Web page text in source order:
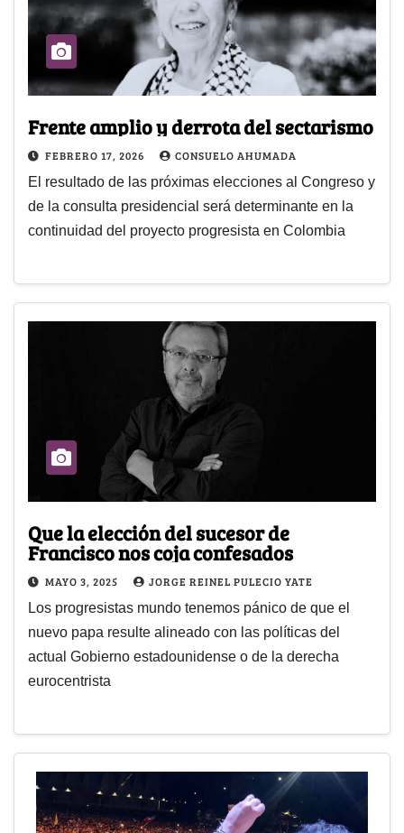
Frente amplio y derrota del sectarismo
FEBRERO 17, 2026 CONSUELO AHUMADA
El resultado de las próximas elecciones al Congreso y
de la consulta presidencial será determinante en la
continuidad del proyecto progresista en Colombia
Que la elección del sucesor de
Francisco nos coja confesados
MAYO 3, 2025 JORGE REINEL PULECIO YATE
Los progresistas mundo tenemos pánico de que el
nuevo papa resulte alineado con las políticas del
actual Gobierno estadounidense o de la derecha
eurocentrista